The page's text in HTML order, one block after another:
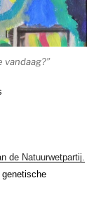
vandaag?”
de Natuurwetpartij.